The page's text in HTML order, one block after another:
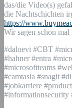
das/die Video(s)
die Nachtschichten
https://
Wir sagen schon
#daloevi #CBT
#hahner #entra
#microsoftteams
#camtasia #snagit
#jobkarriere